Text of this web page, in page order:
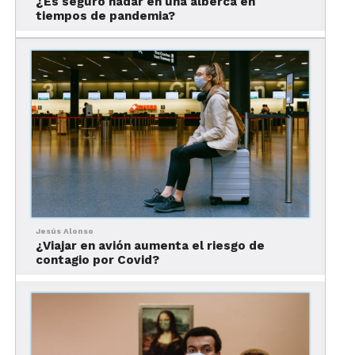
muchísimo más.
Muévete al ritmo de Montreal
Recorrido virtual de Montreal
Conocida por su extraordinaria escena musical y
sus icónicas bandas, no es de extrañar que varias
de sus experiencias virtuales más atractivas
tengan que ver con la música. Para quien gusta de
tiempos de pandemia?
Jesús Alonso
¿Viajar en avión aumenta el riesgo de
contagio por Covid?